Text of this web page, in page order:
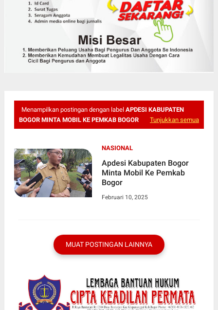
Menampilkan postingan dengan label APDESI KABUPATEN
BOGOR MINTA MOBIL KE PEMKAB BOGOR
Tunjukkan semua
NASIONAL
Apdesi Kabupaten Bogor
Minta Mobil Ke Pemkab
Bogor
Februari 10, 2025
MUAT POSTINGAN LAINNYA